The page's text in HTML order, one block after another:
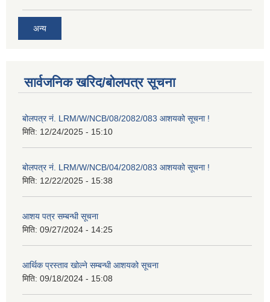
अन्य
सार्वजनिक खरिद/बोलपत्र सूचना
बोलपत्र नं. LRM/W/NCB/08/2082/083 आशयको सूचना !
मिति: 12/24/2025 - 15:10
बोलपत्र नं. LRM/W/NCB/04/2082/083 आशयको सूचना !
मिति: 12/22/2025 - 15:38
आशय पत्र सम्बन्धी सूचना
मिति: 09/27/2024 - 14:25
आर्थिक प्रस्ताव खोल्ने सम्बन्धी आशयको सूचना
मिति: 09/18/2024 - 15:08